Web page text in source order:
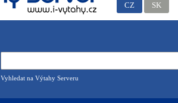
Vyhledat na Výtahy Serveru
CZ
SK